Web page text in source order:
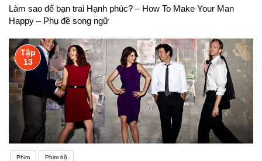
Làm sao để bạn trai Hạnh phúc? – How To Make Your Man
Happy – Phụ đề song ngữ
Tập
13
Phim Phim bộ